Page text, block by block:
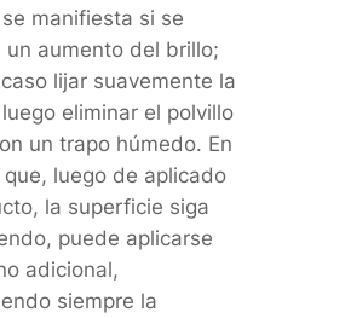
manifiesta si se
un aumento del brillo;
lijar suavemente la
eliminar el polvillo
un trapo húmedo. En
que, luego de aplicado
la superficie siga
puede aplicarse
adicional,
siempre la